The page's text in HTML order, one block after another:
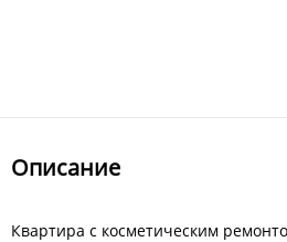
Описание
Квартира с косметическим